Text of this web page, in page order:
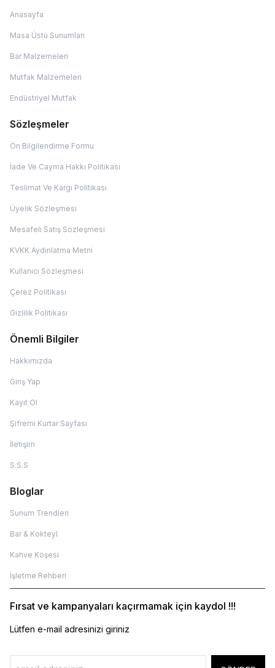
Anasayfa
Masa Üstü Sunumları
Bar Malzemeleri
Mutfak Malzemeleri
Endüstriyel Mutfak
Sözleşmeler
Ön Bilgilendirme Formu
İade Ve Cayma Hakkı Politikası
Teslimat Ve Kargı Politikası
Üyelik Sözleşmesi
Mesafeli Satış Sözleşmesi
KVKK Aydınlatma Metni
Kullanıcı Sözleşmesi
Çerez Politikası
Gizlilik Politikası
Önemli Bilgiler
Hakkımızda
Giriş Yap
Kayıt Ol
Şifremi Kurtar Sayfası
İletişim
S.S.S
Bloglar
Sunum Trendleri
Bar & Kokteyl
Kahve Köşesi
İşletme Rehberi
Fırsat ve kampanyaları kaçırmamak için kaydol !!!
Lütfen e-mail adresinizi giriniz